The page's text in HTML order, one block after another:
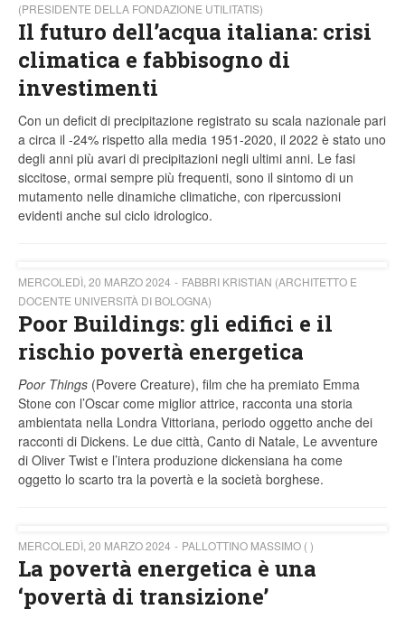
(PRESIDENTE DELLA FONDAZIONE UTILITATIS)
Il futuro dell’acqua italiana: crisi
climatica e fabbisogno di
investimenti
Con un deficit di precipitazione registrato su scala nazionale pari
a circa il -24% rispetto alla media 1951-2020, il 2022 è stato uno
degli anni più avari di precipitazioni negli ultimi anni. Le fasi
siccitose, ormai sempre più frequenti, sono il sintomo di un
mutamento nelle dinamiche climatiche, con ripercussioni
evidenti anche sul ciclo idrologico.
MERCOLEDÌ, 20 MARZO 2024
FABBRI KRISTIAN (ARCHITETTO E
DOCENTE UNIVERSITÀ DI BOLOGNA)
Poor Buildings: gli edifici e il
rischio povertà energetica
Poor Things (Povere Creature), film che ha premiato Emma
Stone con l’Oscar come miglior attrice, racconta una storia
ambientata nella Londra Vittoriana, periodo oggetto anche dei
racconti di Dickens. Le due città, Canto di Natale, Le avventure
di Oliver Twist e l’intera produzione dickensiana ha come
oggetto lo scarto tra la povertà e la società borghese.
MERCOLEDÌ, 20 MARZO 2024 PALLOTTINO MASSIMO ( )
La povertà energetica è una
‘povertà di transizione’